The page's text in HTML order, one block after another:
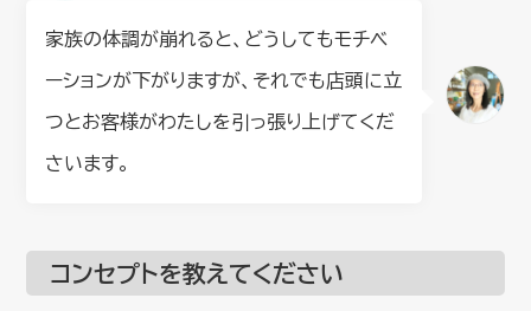
家族の体調が崩れると、どうしてもモチベ
ーションが下がりますが、それでも店頭に立
つとお客様がわたしを引っ張り上げてくだ
さいます。
コンセプトを教えてください